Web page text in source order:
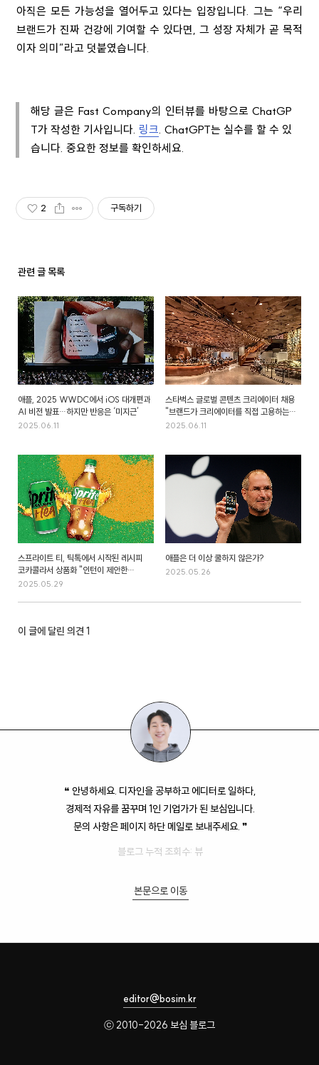
아직은 모든 가능성을 열어두고 있다는 입장입니다. 그는 “우리
브랜드가 진짜 건강에 기여할 수 있다면, 그 성장 자체가 곧 목적
이자 의미”라고 덧붙였습니다.
해당 글은 Fast Company의 인터뷰를 바탕으로 ChatGP
T가 작성한 기사입니다. 링크 . ChatGPT는 실수를 할 수 있
습니다. 중요한 정보를 확인하세요.
2 구독하기
관련 글 목록
애플, 2025 WWDC에서 iOS 대개편과
AI 비전 발표…하지만 반응은 ‘미지근’
2025.06.11
스타벅스 글로벌 콘텐츠 크리에이터 채용
"브랜드가 크리에이터를 직접 고용하는
흐름, 마케팅 트렌드될까?"
2025.06.11
스프라이트 티, 틱톡에서 시작된 레시피
코카콜라서 상품화 "인턴이 제안한
스프라이트+티 정식 출시"
2025.05.29
애플은 더 이상 쿨하지 않은가?
2025.05.26
이 글에 달린 의견 1
❝ 안녕하세요. 디자인을 공부하고 에디터로 일하다,
경제적 자유를 꿈꾸며 1인 기업가가 된 보심입니다.
문의 사항은 페이지 하단 메일로 보내주세요. ❞
블로그 누적 조회수: 뷰
본문으로 이동
editor@bosim.kr
ⓒ 2010-2026 보심 블로그